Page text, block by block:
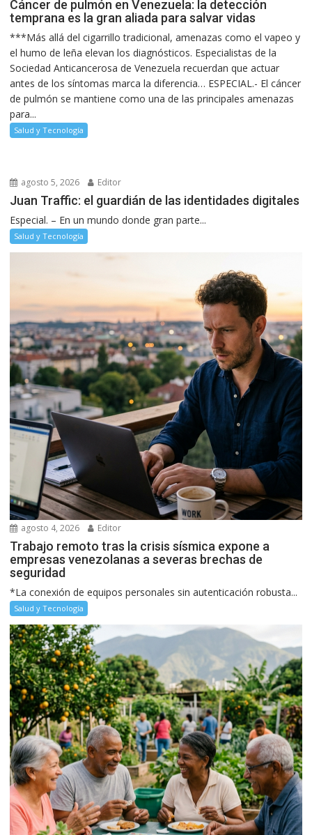
Cáncer de pulmón en Venezuela: la detección
temprana es la gran aliada para salvar vidas
***Más allá del cigarrillo tradicional, amenazas como el vapeo y
el humo de leña elevan los diagnósticos. Especialistas de la
Sociedad Anticancerosa de Venezuela recuerdan que actuar
antes de los síntomas marca la diferencia… ESPECIAL.- El cáncer
de pulmón se mantiene como una de las principales amenazas
para...
Salud y Tecnología
agosto 5, 2026 Editor
Juan Traffic: el guardián de las identidades digitales
Especial. – En un mundo donde gran parte...
Salud y Tecnología
agosto 4, 2026 Editor
Trabajo remoto tras la crisis sísmica expone a
empresas venezolanas a severas brechas de
seguridad
*La conexión de equipos personales sin autenticación robusta...
Salud y Tecnología